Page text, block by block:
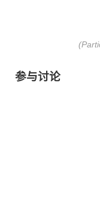
参与讨论